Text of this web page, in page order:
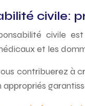
civile:
civile
et les
contribuerez à